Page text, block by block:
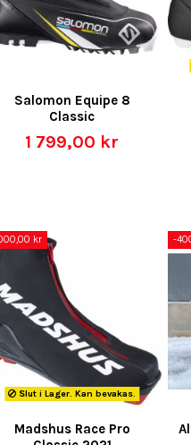
Salomon Equipe 8
Classic
1 799,00 kr
kr
Slut i Lager. Kan bevakas.
Madshus Race Pro
-